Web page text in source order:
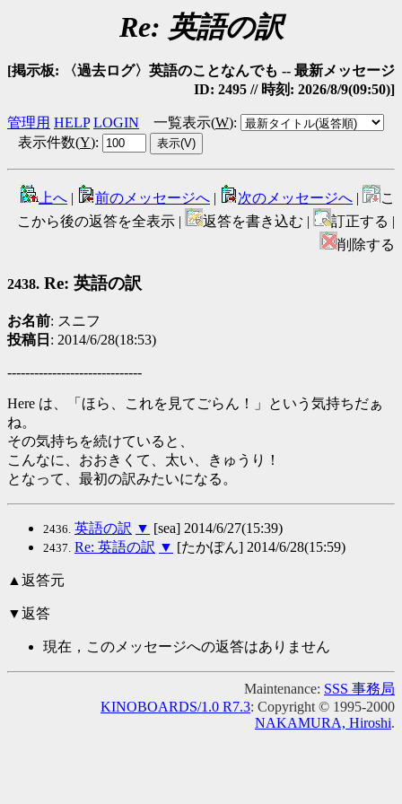
Re: 英語の訳
[掲示板: 〈過去ログ〉英語のことなんでも -- 最新メッセージ
ID: 2495 // 時刻: 2026/8/9(09:50)]
管理用 HELP LOGIN 一覧表示(W):
表示件数(Y):
上へ | 前のメッセージへ | 次のメッセージへ |
こ
こから後の返答を全表示 |
返答を書き込む |
訂正する |
削除する
2438. Re: 英語の訳
お名前: スニフ
投稿日 : 2014/6/28(18:53)
------------------------------
Here は、「ほら、これを見てごらん！」という気持ちだぁ
ね。
その気持ちを続けていると、
こんなに、おおきくて、太い、きゅうり！
となって、最初の訳みたいになる。
2436. 英語の訳 ▼ [sea] 2014/6/27(15:39)
2437. Re: 英語の訳 ▼ [たかぽん] 2014/6/28(15:59)
▲返答元
▼返答
現在，このメッセージへの返答はありません
Maintenance: SSS 事務局
KINOBOARDS/1.0 R7.3: Copyright © 1995-2000
NAKAMURA, Hiroshi.